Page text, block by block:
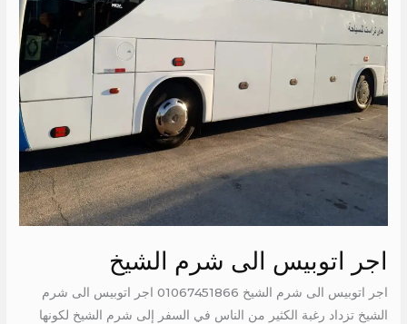
اجر اتوبيس الى شرم الشيخ
اجر اتوبيس الى شرم الشيخ 01067451866 اجر اتوبيس الى شرم
الشيخ تزداد رغبة الكثير من الناس في السفر إلى شرم الشيخ لكونها